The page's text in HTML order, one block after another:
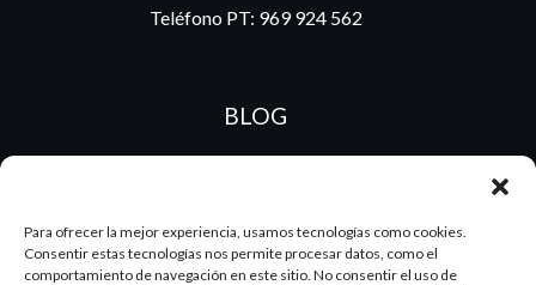
Para ofrecer la mejor experiencia, usamos tecnologías como cookies.
Consentir estas tecnologías nos permite procesar datos, como el
comportamiento de navegación en este sitio. No consentir el uso de
Teléfono PT: 969 924 562
BLOG